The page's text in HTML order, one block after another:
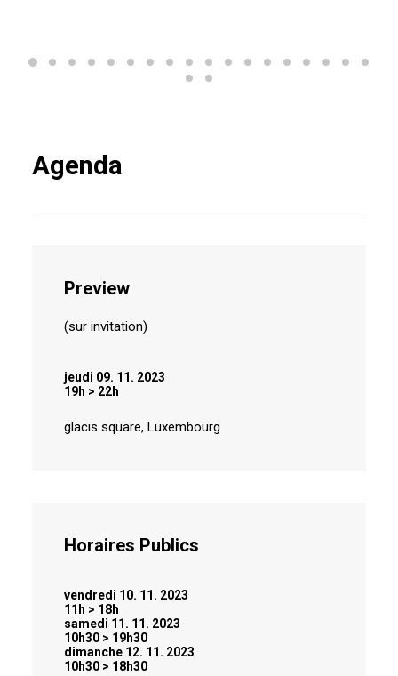
Agenda
Preview
(sur invitation)
jeudi 09. 11. 2023
19h > 22h
glacis square, Luxembourg
Horaires Publics
vendredi 10. 11. 2023
11h > 18h
samedi 11. 11. 2023
10h30 > 19h30
dimanche 12. 11. 2023
10h30 > 18h30